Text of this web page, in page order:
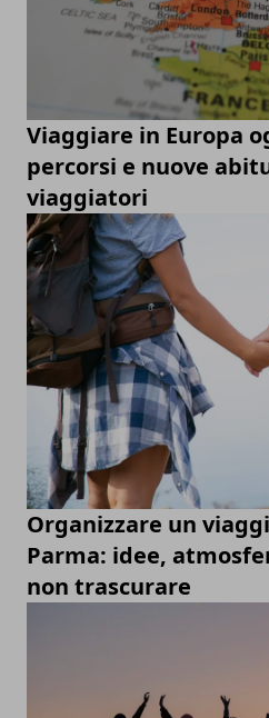
Viaggiare in Europa
percorsi e nuove
viaggiatori
Organizzare un
Parma: idee,
non trascurare